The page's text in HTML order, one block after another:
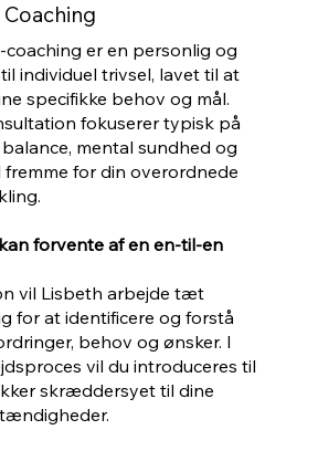
coaching er en personlig og
individuel trivsel, lavet til at
specifikke behov og mål.
fokuserer typisk på
mental sundhed og
fremme for din overordnede
forvente af en en-til-en
vil Lisbeth arbejde tæt
for at identificere og forstå
behov og ønsker. I
vil du introduceres til
skræddersyet til dine